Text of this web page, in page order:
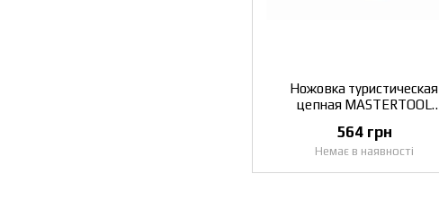
Ножовка туристическая
цепная MASTERTOOL
564 грн
Немає в наявності